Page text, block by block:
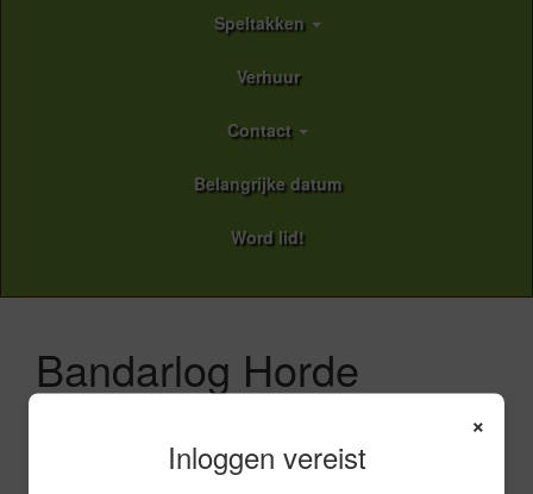
Speltakken
Verhuur
Contact
Belangrijke datum
Word lid!
Bandarlog Horde
Je hebt niet de juiste rechten om deze pagina te kunnen
×
Inloggen vereist